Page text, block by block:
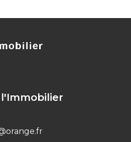
l'Immobilier